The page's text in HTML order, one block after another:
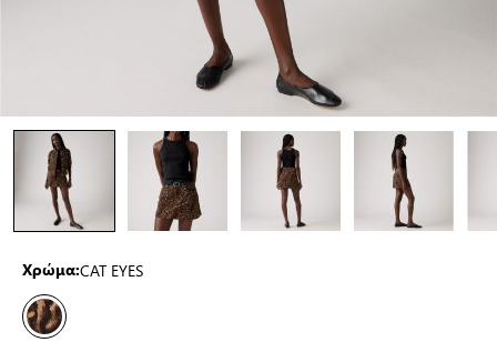
Χρώμα:CAT EYES